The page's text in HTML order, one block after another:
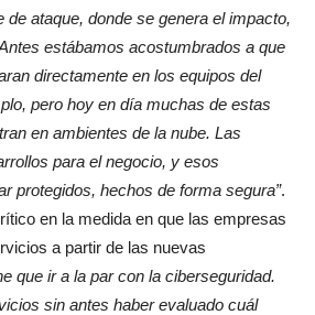
de ataque, donde se genera el impacto,
estábamos acostumbrados a que
directamente en los equipos del
pero hoy en día muchas de estas
en ambientes de la nube. Las
para el negocio, y esos
protegidos, hechos de forma segura”.
en la medida en que las empresas
a partir de las nuevas
que ir a la par con la ciberseguridad.
sin antes haber evaluado cuál